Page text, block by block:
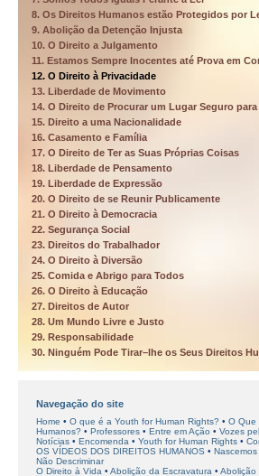
8. Os Direitos Humanos estão Protegidos por
9. Abolição da Detenção Injusta
10. O Direito a Julgamento
11. Estamos Sempre Inocentes até Prova em
12. O Direito à Privacidade
13. Liberdade de Movimento
14. O Direito de Procurar um Lugar Seguro para
15. Direito a uma Nacionalidade
16. Casamento e Família
17. O Direito de Ter as Suas Próprias Coisas
18. Liberdade de Pensamento
19. Liberdade de Expressão
20. O Direito de se Reunir Publicamente
21. O Direito à Democracia
22. Segurança Social
23. Direitos do Trabalhador
24. O Direito à Diversão
25. Comida e Abrigo para Todos
26. O Direito à Educação
27. Direitos de Autor
28. Um Mundo Livre e Justo
29. Responsabilidade
30. Ninguém Pode Tirar–lhe os Seus Direitos
Navegação do site
Home O que é a Youth for Human Rights?
O Que
Humanos?
Professores Entre em Ação
Vozes
Notícias
Encomenda Youth for Human Rights
OS VÍDEOS DOS DIREITOS HUMANOS
Não Descriminar
O Direito à Vida
Abolição da Escravatura Abolição